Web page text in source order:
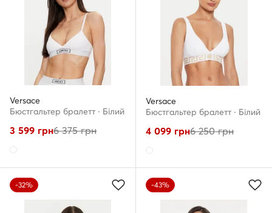
Versace
Бюстгальтер бралетт · Білий
3 599 грн6 375грн
Versace
Бюстгальтер бралетт · Білий
4 099 грн6 250грн
-32% -43%